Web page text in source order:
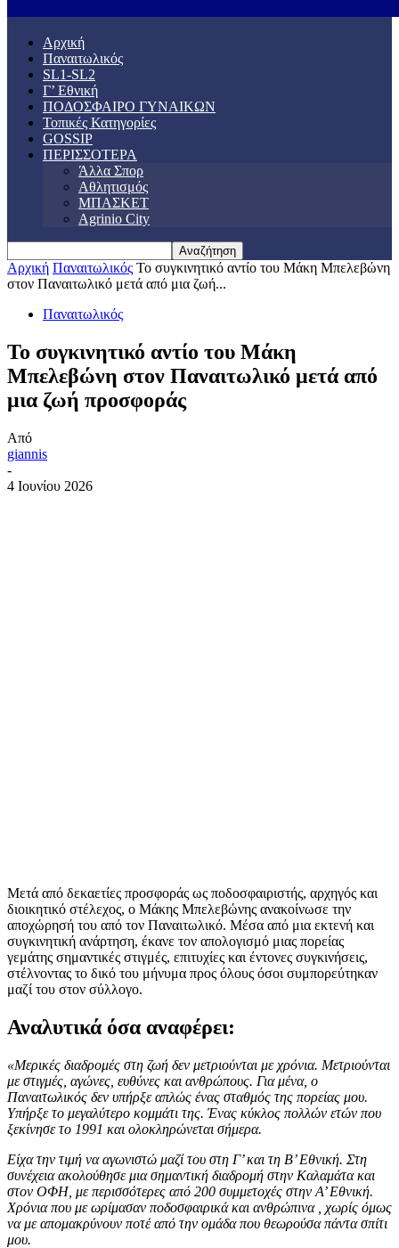
Αρχική
Παναιτωλικός
SL1-SL2
Γ’ Εθνική
ΠΟΔΟΣΦΑΙΡΟ ΓΥΝΑΙΚΩΝ
Τοπικές Κατηγορίες
GOSSIP
ΠΕΡΙΣΣΟΤΕΡΑ
Άλλα Σπορ
Αθλητισμός
ΜΠΑΣΚΕΤ
Agrinio City
Αρχική Παναιτωλικός Το συγκινητικό αντίο του Μάκη Μπελεβώνη
στον Παναιτωλικό μετά από μια ζωή...
Παναιτωλικός
Το συγκινητικό αντίο του Μάκη
Μπελεβώνη στον Παναιτωλικό μετά από
μια ζωή προσφοράς
Από
giannis
-
4 Ιουνίου 2026
Μετά από δεκαετίες προσφοράς ως ποδοσφαιριστής, αρχηγός και
διοικητικό στέλεχος, ο Μάκης Μπελεβώνης ανακοίνωσε την
αποχώρησή του από τον Παναιτωλικό. Μέσα από μια εκτενή και
συγκινητική ανάρτηση, έκανε τον απολογισμό μιας πορείας
γεμάτης σημαντικές στιγμές, επιτυχίες και έντονες συγκινήσεις,
στέλνοντας το δικό του μήνυμα προς όλους όσοι συμπορεύτηκαν
μαζί του στον σύλλογο.
Αναλυτικά όσα αναφέρει:
«Μερικές διαδρομές στη ζωή δεν μετριούνται με χρόνια. Μετριούνται
με στιγμές, αγώνες, ευθύνες και ανθρώπους. Για μένα, ο
Παναιτωλικός δεν υπήρξε απλώς ένας σταθμός της πορείας μου.
Υπήρξε το μεγαλύτερο κομμάτι της. Ένας κύκλος πολλών ετών που
ξεκίνησε το 1991 και ολοκληρώνεται σήμερα.
Είχα την τιμή να αγωνιστώ μαζί του στη Γ’ και τη Β’ Εθνική. Στη
συνέχεια ακολούθησε μια σημαντική διαδρομή στην Καλαμάτα και
στον ΟΦΗ, με περισσότερες από 200 συμμετοχές στην Α’ Εθνική.
Χρόνια που με ωρίμασαν ποδοσφαιρικά και ανθρώπινα , χωρίς όμως
να με απομακρύνουν ποτέ από την ομάδα που θεωρούσα πάντα σπίτι
μου.